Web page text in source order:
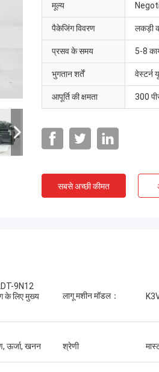
मूल्य
पैकेजिंग विवरण लकड़ी
प्रसव के समय 5-8
भुगतान शर्तें वेस्टर्न
आपूर्ति की क्षमता 300
सबसे अच्छी कीमत
9N12
के लिए मुख्य
लागू मशीन मॉडल：
ऊर्जा, खनन श्रेणी